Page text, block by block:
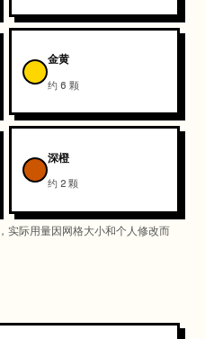
金黄
约 6 颗
深橙
约 2 颗
实际用量因网格大小和个人修改而